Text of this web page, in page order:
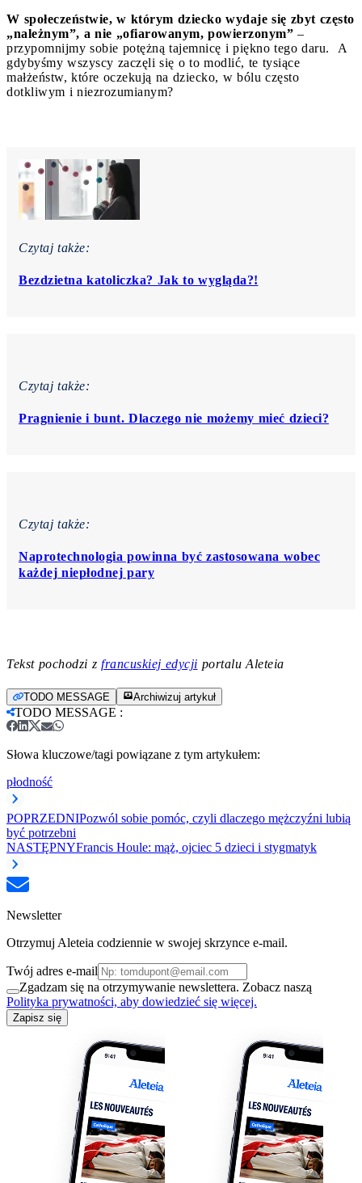
W społeczeństwie, w którym dziecko wydaje się zbyt często
„należnym”, a nie „ofiarowanym, powierzonym” –
przypomnijmy sobie potężną tajemnicę i piękno tego daru. A
gdybyśmy wszyscy zaczęli się o to modlić, te tysiące
małżeństw, które oczekują na dziecko, w bólu często
dotkliwym i niezrozumianym?
Czytaj także:
Bezdzietna katoliczka? Jak to wygląda?!
Czytaj także:
Pragnienie i bunt. Dlaczego nie możemy mieć dzieci?
Czytaj także:
Naprotechnologia powinna być zastosowana wobec
każdej niepłodnej pary
Tekst pochodzi z francuskiej edycji portalu Aleteia
TODO MESSAGE Archiwizuj artykuł
TODO MESSAGE :
Słowa kluczowe/tagi powiązane z tym artykułem:
płodność
POPRZEDNIPozwól sobie pomóc, czyli dlaczego mężczyźni lubią
być potrzebni
NASTĘPNYFrancis Houle: mąż, ojciec 5 dzieci i stygmatyk
Newsletter
Otrzymuj Aleteia codziennie w swojej skrzynce e-mail.
Twój adres e-mail
Zgadzam się na otrzymywanie newslettera. Zobacz naszą
Polityka prywatności, aby dowiedzieć się więcej.
Zapisz się